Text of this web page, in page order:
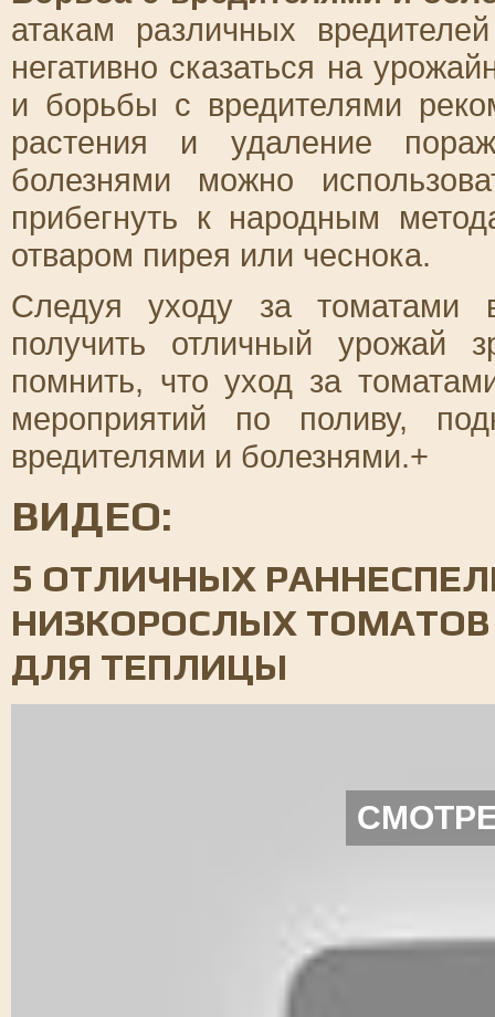
атакам различных
негативно сказаться на
и борьбы с вредителями
растения и удаление
болезнями можно
прибегнуть к народным
отваром пирея или чеснока.
Следуя уходу за томатами
получить отличный урожай
помнить, что уход за
мероприятий по поливу,
вредителями и болезнями.+
ВИДЕО:
5 ОТЛИЧНЫХ
НИЗКОРОСЛЫХ
ДЛЯ ТЕПЛИЦЫ